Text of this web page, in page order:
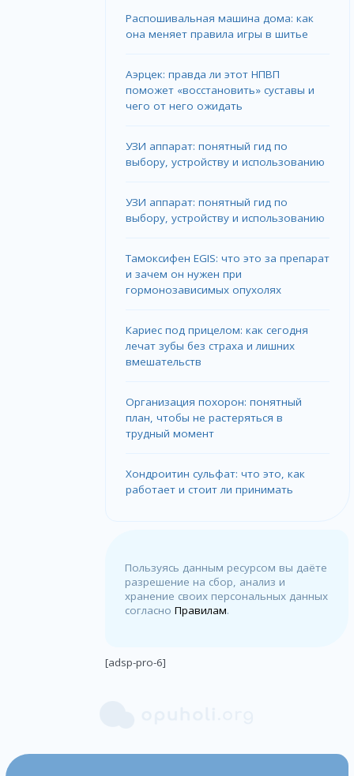
Распошивальная машина дома: как
она меняет правила игры в шитье
Аэрцек: правда ли этот НПВП
поможет «восстановить» суставы и
чего от него ожидать
УЗИ аппарат: понятный гид по
выбору, устройству и использованию
УЗИ аппарат: понятный гид по
выбору, устройству и использованию
Тамоксифен EGIS: что это за препарат
и зачем он нужен при
гормонозависимых опухолях
Кариес под прицелом: как сегодня
лечат зубы без страха и лишних
вмешательств
Организация похорон: понятный
план, чтобы не растеряться в
трудный момент
Хондроитин сульфат: что это, как
работает и стоит ли принимать
Пользуясь данным ресурсом вы даёте
разрешение на сбор, анализ и
хранение своих персональных данных
согласноПравилам.
[adsp-pro-6]